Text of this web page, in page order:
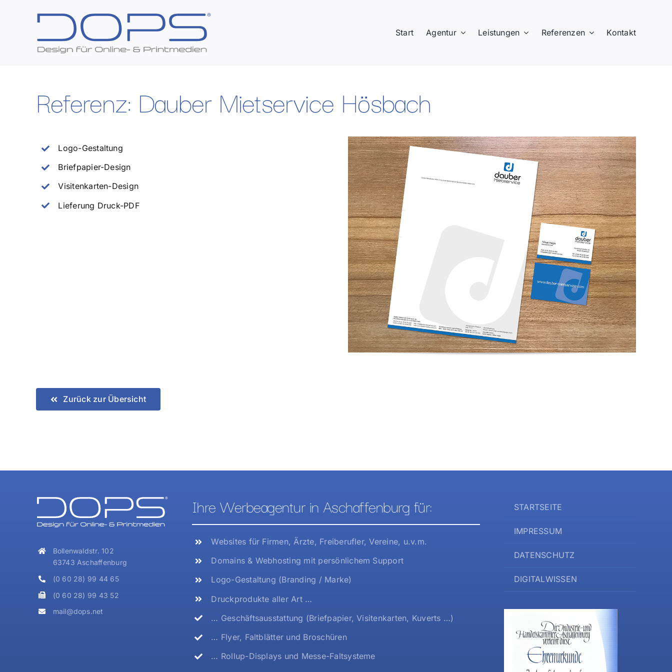
Start Agentur Leistungen Referenzen Kontakt
Referenz: Dauber Mietservice Hösbach
Logo-Gestaltung
Briefpapier-Design
Visitenkarten-Design
Lieferung Druck-PDF
Zurück zur Übersicht
Bollenwaldstr. 102
63743 Aschaffenburg
(0 60 28) 99 44 65
(0 60 28) 99 43 52
mail@dops.net
Ihre Werbeagentur in Aschaffenburg für:
Websites für Firmen, Ärzte, Freiberufler, Vereine, u.v.m.
Domains & Webhosting mit persönlichem Support
Logo-Gestaltung (Branding / Marke)
Druckprodukte aller Art …
… Geschäftsausstattung (Briefpapier, Visitenkarten, Kuverts …)
… Flyer, Faltblätter und Broschüren
… Rollup-Displays und Messe-Faltsysteme
STARTSEITE
IMPRESSUM
DATENSCHUTZ
DIGITALWISSEN